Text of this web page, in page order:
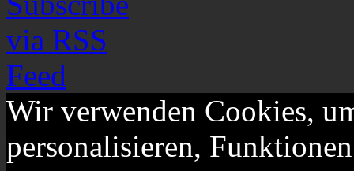
Wir verwenden Cookies,
personalisieren,